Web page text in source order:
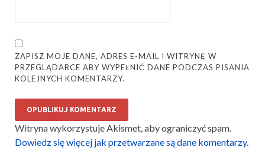
ZAPISZ MOJE DANE, ADRES E-MAIL I WITRYNĘ W
PRZEGLĄDARCE ABY WYPEŁNIĆ DANE PODCZAS PISANIA
KOLEJNYCH KOMENTARZY.
Witryna wykorzystuje Akismet, aby ograniczyć spam.
Dowiedz się więcej jak przetwarzane są dane komentarzy.